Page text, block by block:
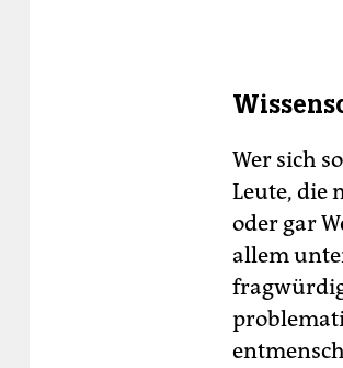
Wer sich
Leute, die
oder gar
allem